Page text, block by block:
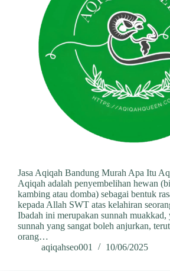
Jasa Aqiqah Bandung Murah Apa Itu
Aqiqah adalah penyembelihan hewan
kambing atau domba) sebagai bentuk
kepada Allah SWT atas kelahiran
Ibadah ini merupakan sunnah muakkad,
sunnah yang sangat boleh anjurkan,
orang…
aqiqahseo001
10/06/2025